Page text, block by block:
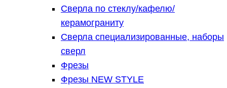
Сверла по стеклу/кафелю/
керамограниту
Сверла специализированные, наборы
сверл
Фрезы
Фрезы NEW STYLE